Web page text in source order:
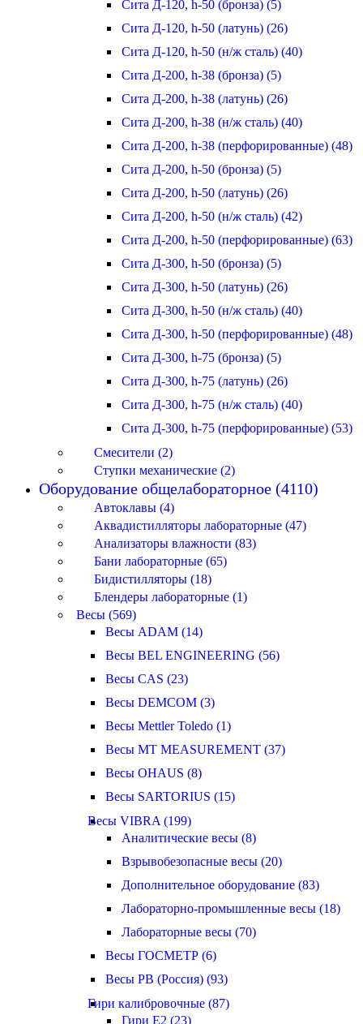
Сита Д-120, h-50 (бронза) (5)
Сита Д-120, h-50 (латунь) (26)
Сита Д-120, h-50 (н/ж сталь) (40)
Сита Д-200, h-38 (бронза) (5)
Сита Д-200, h-38 (латунь) (26)
Сита Д-200, h-38 (н/ж сталь) (40)
Сита Д-200, h-38 (перфорированные) (48)
Сита Д-200, h-50 (бронза) (5)
Сита Д-200, h-50 (латунь) (26)
Сита Д-200, h-50 (н/ж сталь) (42)
Сита Д-200, h-50 (перфорированные) (63)
Сита Д-300, h-50 (бронза) (5)
Сита Д-300, h-50 (латунь) (26)
Сита Д-300, h-50 (н/ж сталь) (40)
Сита Д-300, h-50 (перфорированные) (48)
Сита Д-300, h-75 (бронза) (5)
Сита Д-300, h-75 (латунь) (26)
Сита Д-300, h-75 (н/ж сталь) (40)
Сита Д-300, h-75 (перфорированные) (53)
Смесители (2)
Ступки механические (2)
Оборудование общелабораторное (4110)
Автоклавы (4)
Аквадистилляторы лабораторные (47)
Анализаторы влажности (83)
Бани лабораторные (65)
Бидистилляторы (18)
Блендеры лабораторные (1)
Весы (569)
Весы ADAM (14)
Весы BEL ENGINEERING (56)
Весы CAS (23)
Весы DEMCOM (3)
Весы Mettler Toledo (1)
Весы MT MEASUREMENT (37)
Весы OHAUS (8)
Весы SARTORIUS (15)
Весы VIBRA (199)
Аналитические весы (8)
Взрывобезопасные весы (20)
Дополнительное оборудование (83)
Лабораторно-промышленные весы (18)
Лабораторные весы (70)
Весы ГОСМЕТР (6)
Весы РВ (Россия) (93)
Гири калибровочные (87)
Гири E2 (23)